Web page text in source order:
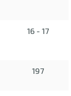
16 - 17
197